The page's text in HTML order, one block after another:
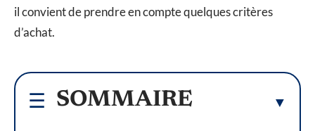
il convient de prendre en compte quelques critères
d’achat.
SOMMAIRE